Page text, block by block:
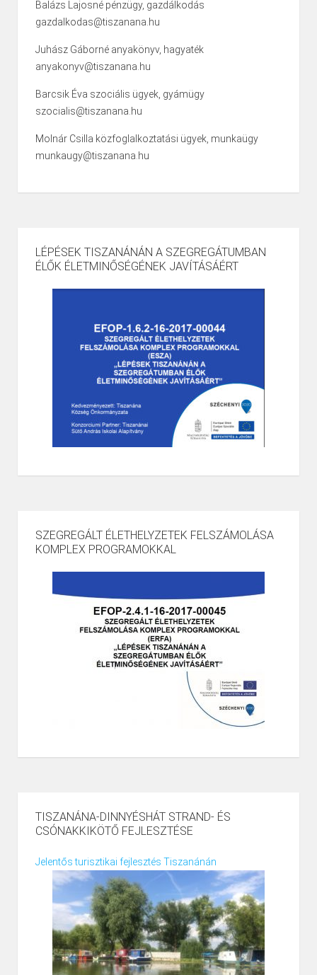
Balázs Lajosné pénzügy, gazdálkodás
gazdalkodas@tiszanana.hu
Juhász Gáborné anyakönyv, hagyaték
anyakonyv@tiszanana.hu
Barcsik Éva szociális ügyek, gyámügy
szocialis@tiszanana.hu
Molnár Csilla közfoglalkoztatási ügyek, munkaügy
munkaugy@tiszanana.hu
LÉPÉSEK TISZANÁNÁN A SZEGREGÁTUMBAN
ÉLŐK ÉLETMINŐSÉGÉNEK JAVÍTÁSÁÉRT
SZEGREGÁLT ÉLETHELYZETEK FELSZÁMOLÁSA
KOMPLEX PROGRAMOKKAL
TISZANÁNA-DINNYÉSHÁT STRAND- ÉS
CSÓNAKKIKÖTŐ FEJLESZTÉSE
Jelentős turisztikai fejlesztés Tiszanánán